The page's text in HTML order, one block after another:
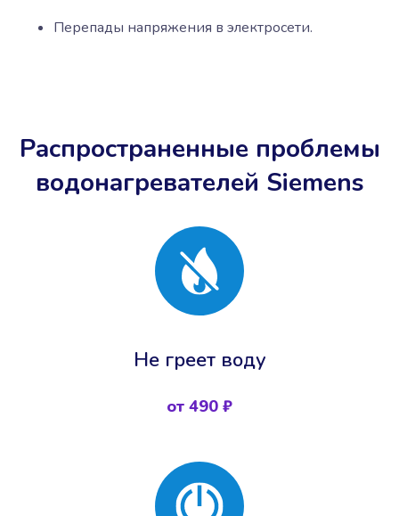
Перепады напряжения в электросети.
Распространенные проблемы
водонагревателей Siemens
Не греет воду
от 490 ₽